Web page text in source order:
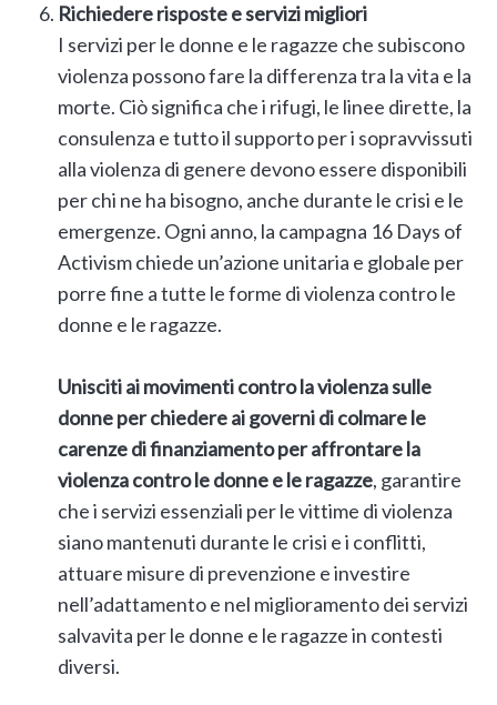
Richiedere risposte e servizi migliori
I servizi per le donne e le ragazze che subiscono
violenza possono fare la differenza tra la vita e la
morte. Ciò significa che i rifugi, le linee dirette, la
consulenza e tutto il supporto per i sopravvissuti
alla violenza di genere devono essere disponibili
per chi ne ha bisogno, anche durante le crisi e le
emergenze. Ogni anno, la campagna 16 Days of
Activism chiede un’azione unitaria e globale per
porre fine a tutte le forme di violenza contro le
donne e le ragazze.
Unisciti ai movimenti contro la violenza sulle
donne per chiedere ai governi di colmare le
carenze di finanziamento per affrontare la
violenza contro le donne e le ragazze, garantire
che i servizi essenziali per le vittime di violenza
siano mantenuti durante le crisi e i conflitti,
attuare misure di prevenzione e investire
nell’adattamento e nel miglioramento dei servizi
salvavita per le donne e le ragazze in contesti
diversi.